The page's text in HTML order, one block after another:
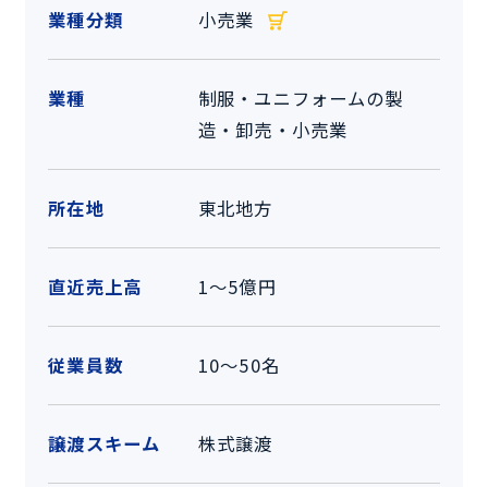
業種分類 小売業
業種
制服・ユニフォームの製
造・卸売・小売業
所在地 東北地方
直近売上高 1～5億円
従業員数 10～50名
譲渡スキーム 株式譲渡